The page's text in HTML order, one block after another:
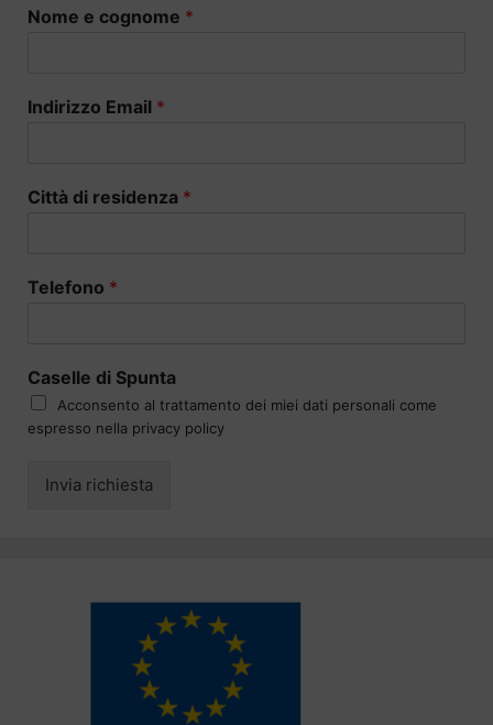
Nome e cognome *
Indirizzo Email *
Città di residenza *
Telefono *
Caselle di Spunta
Acconsento al trattamento dei miei dati personali come
espresso nella privacy policy
Invia richiesta